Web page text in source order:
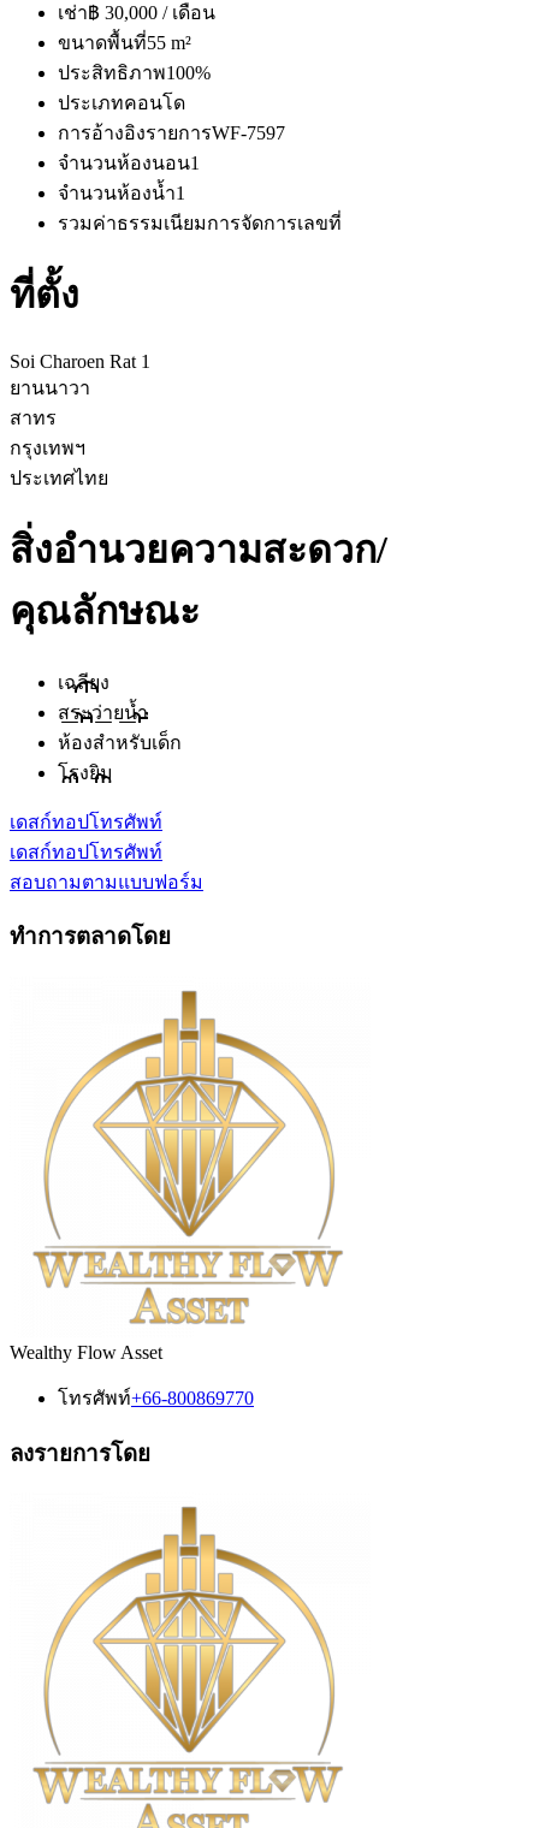
เช่า฿ 30,000 / เดือน
ขนาดพื้นที่55 m²
ประสิทธิภาพ100%
ประเภทคอนโด
การอ้างอิงรายการWF-7597
จำนวนห้องนอน1
จำนวนห้องน้ำ1
รวมค่าธรรมเนียมการจัดการเลขที่
ที่ตั้ง
Soi Charoen Rat 1
ยานนาวา
สาทร
กรุงเทพฯ
ประเทศไทย
สิ่งอำนวยความสะดวก/
คุณลักษณะ
เฉลียง
สระว่ายน้ำ
ห้องสำหรับเด็ก
โรงยิม
เดสก์ทอปโทรศัพท์
เดสก์ทอปโทรศัพท์
สอบถามตามแบบฟอร์ม
ทำการตลาดโดย
Wealthy Flow Asset
โทรศัพท์+66-800869770
ลงรายการโดย